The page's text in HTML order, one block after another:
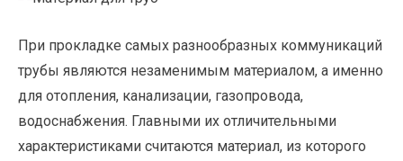
При прокладке самых разнообразных коммуникаций
трубы являются незаменимым материалом, а именно
для отопления, канализации, газопровода,
водоснабжения. Главными их отличительными
характеристиками считаются материал, из которого